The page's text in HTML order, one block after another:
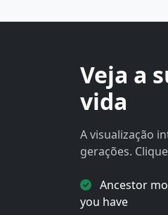
Veja a
vida
A visualização
gerações.
Ancestor
you have